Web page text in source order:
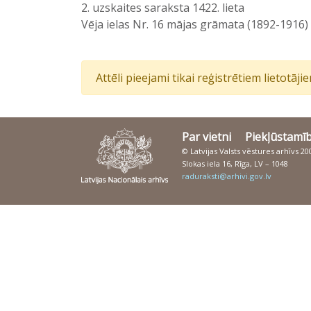
2. uzskaites saraksta 1422. lieta
Vēja ielas Nr. 16 mājas grāmata (1892-1916)
Attēli pieejami tikai reģistrētiem
Par vietni
© Latvijas Valsts vēstures arhīvs
Slokas iela 16, Rīga, LV – 1048
raduraksti@arhivi.gov.lv